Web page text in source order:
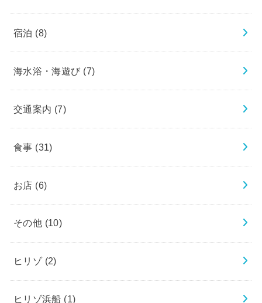
宿泊 (8)
海水浴・海遊び (7)
交通案内 (7)
食事 (31)
お店 (6)
その他 (10)
ヒリゾ (2)
ヒリゾ浜船 (1)